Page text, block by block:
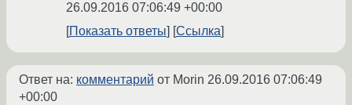
26.09.2016 07:06:49 +00:00
Показать ответы
Ссылка
Ответ на: комментарий от Morin 26.09.2016 07:06:49
+00:00